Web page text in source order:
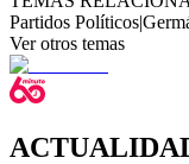
Partidos Políticos|
Ver otros temas